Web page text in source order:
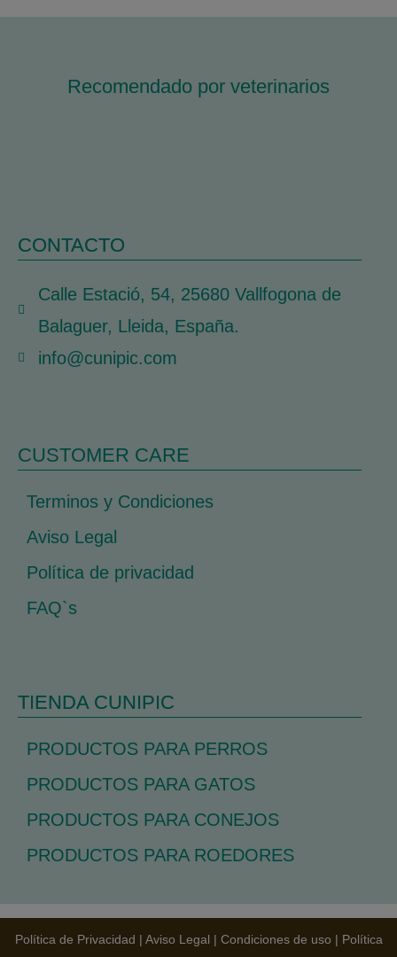
Recomendado por veterinarios
CONTACTO
Calle Estació, 54, 25680 Vallfogona de
Balaguer, Lleida, España.
info@cunipic.com
CUSTOMER CARE
Terminos y Condiciones
Aviso Legal
Política de privacidad
FAQ`s
TIENDA CUNIPIC
PRODUCTOS PARA PERROS
PRODUCTOS PARA GATOS
PRODUCTOS PARA CONEJOS
PRODUCTOS PARA ROEDORES
Política de Privacidad | Aviso Legal | Condiciones de uso | Política